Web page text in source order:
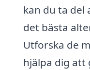
kan du ta del
det bästa
Utforska de
hjälpa dig